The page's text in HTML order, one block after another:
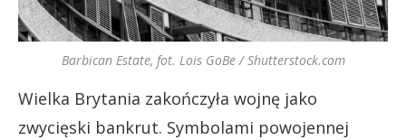
Barbican Estate, fot. Lois GoBe / Shutterstock.com
Wielka Brytania zakończyła wojnę jako
zwycięski bankrut. Symbolami powojennej